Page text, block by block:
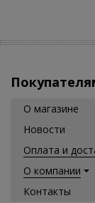
О магазине
Новости
Оплата и
О компании
Контакты